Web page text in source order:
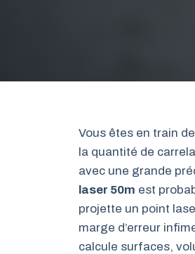
Vous êtes en train
la quantité de
avec une grande
laser 50m est
projette un point
marge d’erreur
calcule surfaces,